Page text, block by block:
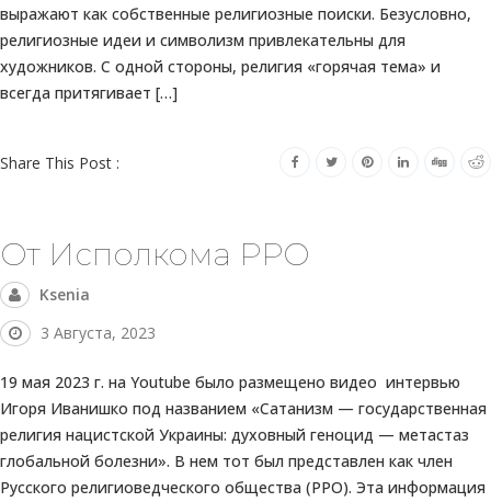
выражают как собственные религиозные поиски. Безусловно,
религиозные идеи и символизм привлекательны для
художников. С одной стороны, религия «горячая тема» и
всегда притягивает […]
Share This Post :
От Исполкома РРО
Ksenia
3 Августа, 2023
19 мая 2023 г. на Youtube было размещено видео интервью
Игоря Иванишко под названием «Сатанизм — государственная
религия нацистской Украины: духовный геноцид — метастаз
глобальной болезни». В нем тот был представлен как член
Русского религиоведческого общества (РРО). Эта информация